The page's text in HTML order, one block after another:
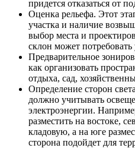
придется отказаться от
Оценка рельефа. Этот
участка и наличие
выбор места и
склон может потребовать
Предварительное
как организовать
отдыха, сад,
Определение сторон
должно учитывать
электроэнергии.
разместить на востоке,
кладовую, а на юге
сторона подойдет для